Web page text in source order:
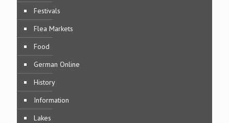
Festivals
Flea Markets
Food
German Online
History
Information
Lakes